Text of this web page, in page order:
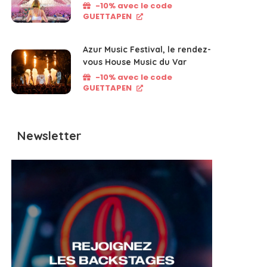
-10% avec le code
GUETTAPEN
Azur Music Festival, le rendez-
vous House Music du Var
-10% avec le code
GUETTAPEN
Newsletter